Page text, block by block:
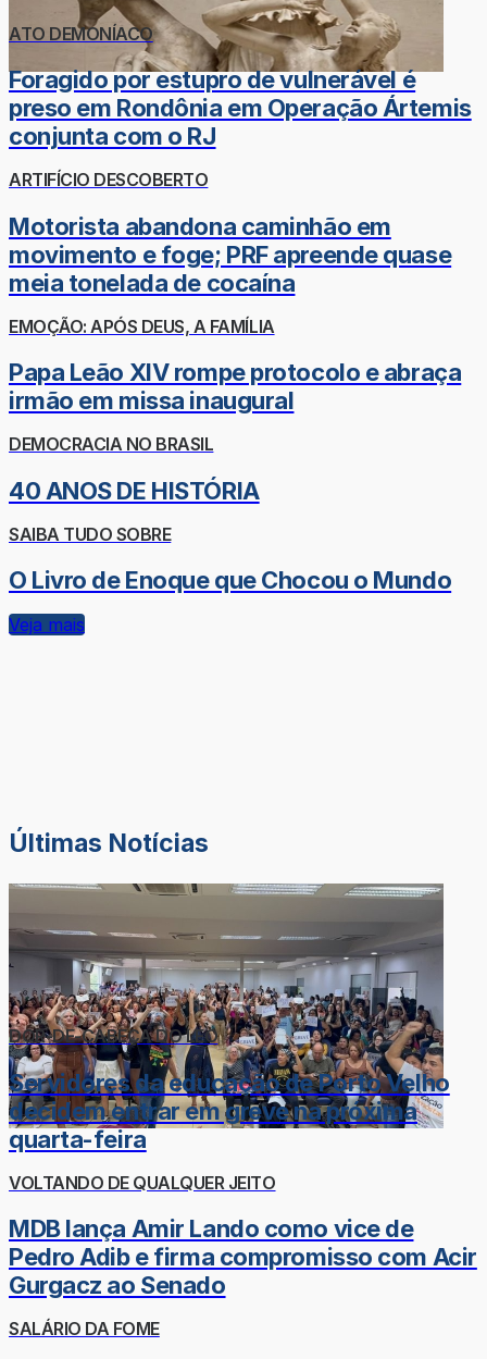
ATO DEMONÍACO
Foragido por estupro de vulnerável é
preso em Rondônia em Operação Ártemis
conjunta com o RJ
ARTIFÍCIO DESCOBERTO
Motorista abandona caminhão em
movimento e foge; PRF apreende quase
meia tonelada de cocaína
EMOÇÃO: APÓS DEUS, A FAMÍLIA
Papa Leão XIV rompe protocolo e abraça
irmão em missa inaugural
DEMOCRACIA NO BRASIL
40 ANOS DE HISTÓRIA
SAIBA TUDO SOBRE
O Livro de Enoque que Chocou o Mundo
Veja mais
Últimas Notícias
DOR-DE-CABEÇA DO LÉO
Servidores da educação de Porto Velho
decidem entrar em greve na próxima
quarta-feira
VOLTANDO DE QUALQUER JEITO
MDB lança Amir Lando como vice de
Pedro Adib e firma compromisso com Acir
Gurgacz ao Senado
SALÁRIO DA FOME